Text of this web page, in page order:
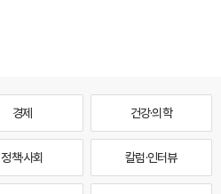
경제 건강·의학
정책·사회 칼럼·인터뷰